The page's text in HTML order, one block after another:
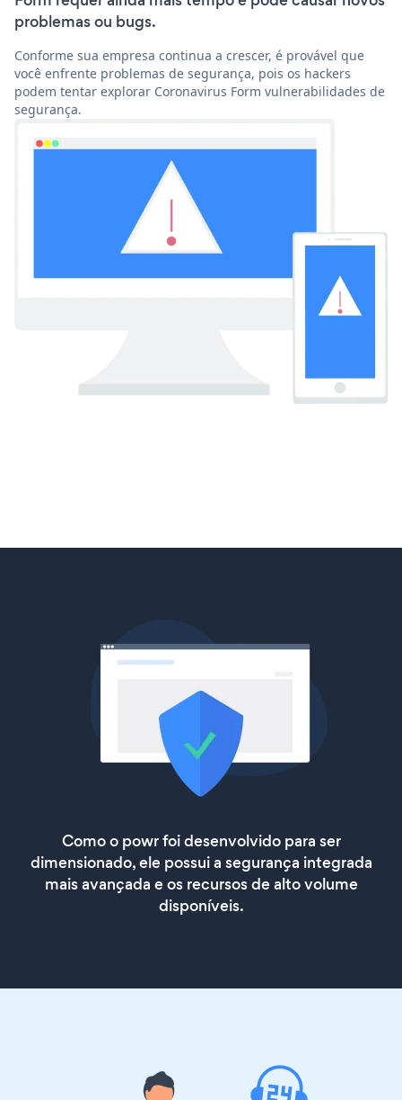
problemas ou bugs.
Conforme sua empresa continua a crescer, é provável que
você enfrente problemas de segurança, pois os hackers
podem tentar explorar Coronavirus Form vulnerabilidades de
segurança.
Como o powr foi desenvolvido para ser
dimensionado, ele possui a segurança integrada
mais avançada e os recursos de alto volume
disponíveis.